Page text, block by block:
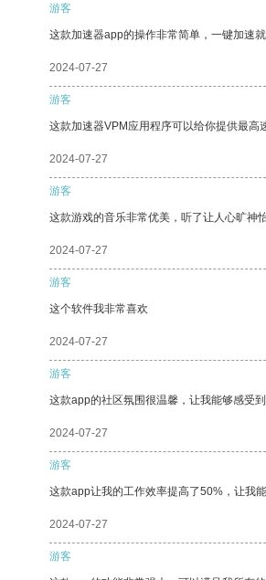
游客
这款加速器app的操作非常简单，一键加速就
2024-07-27
游客
这款加速器VPM应用程序可以给你提供最高
2024-07-27
游客
这款游戏的音乐非常优美，听了让人心旷神怡
2024-07-27
游客
这个软件我非常喜欢
2024-07-27
游客
这款app的社区氛围很温馨，让我能够感受到
2024-07-27
游客
这款app让我的工作效率提高了50%，让我
2024-07-27
游客